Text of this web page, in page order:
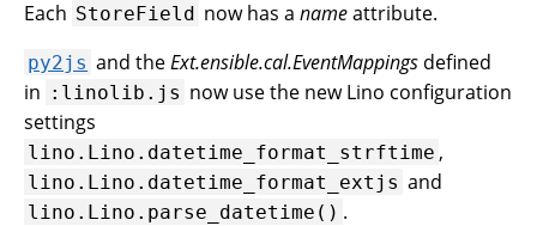
Each StoreField now has anameattribute.
py2js and theExt.ensible.cal.EventMappings defined
in :linolib.js now use the new Lino configuration
settings
lino.Lino.datetime_format_strftime ,
lino.Lino.datetime_format_extjs and
lino.Lino.parse_datetime() .